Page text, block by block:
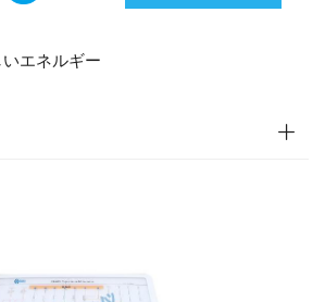
いエネルギー